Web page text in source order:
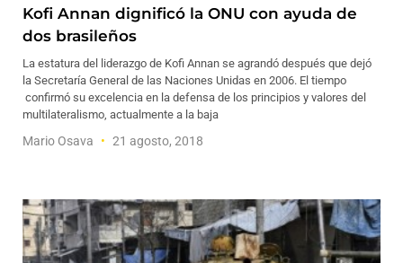
Kofi Annan dignificó la ONU con ayuda de
dos brasileños
La estatura del liderazgo de Kofi Annan se agrandó después que dejó
la Secretaría General de las Naciones Unidas en 2006. El tiempo
confirmó su excelencia en la defensa de los principios y valores del
multilateralismo, actualmente a la baja
Mario Osava 21 agosto, 2018